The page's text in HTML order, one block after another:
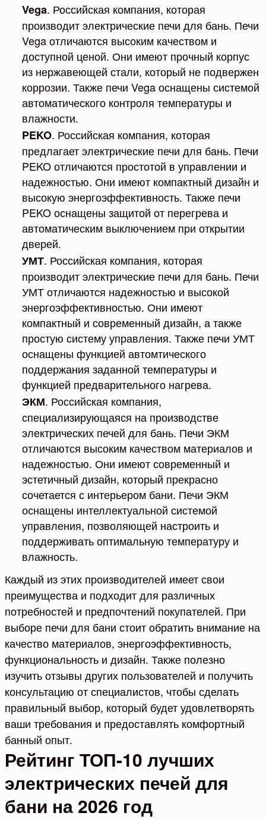
Vega. Российская компания, которая
производит электрические печи для бань. Печи
Vega отличаются высоким качеством и
доступной ценой. Они имеют прочный корпус
из нержавеющей стали, который не подвержен
коррозии. Также печи Vega оснащены системой
автоматического контроля температуры и
влажности.
PEKO. Российская компания, которая
предлагает электрические печи для бань. Печи
PEKO отличаются простотой в управлении и
надежностью. Они имеют компактный дизайн и
высокую энергоэффективность. Также печи
PEKO оснащены защитой от перегрева и
автоматическим выключением при открытии
дверей.
УМТ. Российская компания, которая
производит электрические печи для бань. Печи
УМТ отличаются надежностью и высокой
энергоэффективностью. Они имеют
компактный и современный дизайн, а также
простую систему управления. Также печи УМТ
оснащены функцией автомтического
поддержания заданной температуры и
функцией предварительного нагрева.
ЭКМ. Российская компания,
специализирующаяся на производстве
электрических печей для бань. Печи ЭКМ
отличаются высоким качеством материалов и
надежностью. Они имеют современный и
эстетичный дизайн, который прекрасно
сочетается с интерьером бани. Печи ЭКМ
оснащены интеллектуальной системой
управления, позволяющей настроить и
поддерживать оптимальную температуру и
влажность.
Каждый из этих производителей имеет свои
преимущества и подходит для различных
потребностей и предпочтений покупателей. При
выборе печи для бани стоит обратить внимание на
качество материалов, энергоэффективность,
функциональность и дизайн. Также полезно
изучить отзывы других пользователей и получить
консультацию от специалистов, чтобы сделать
правильный выбор, который будет удовлетворять
ваши требования и предоставлять комфортный
банный опыт.
Рейтинг ТОП-10 лучших
электрических печей для
бани на 2026 год